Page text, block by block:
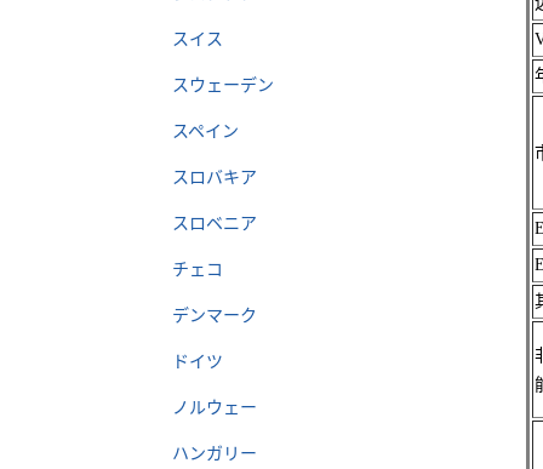
スイス
スウェーデン
スペイン
スロバキア
スロベニア
チェコ
デンマーク
ドイツ
ノルウェー
ハンガリー